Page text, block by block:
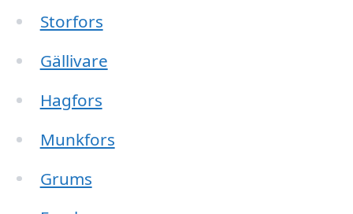
Storfors
Gällivare
Hagfors
Munkfors
Grums